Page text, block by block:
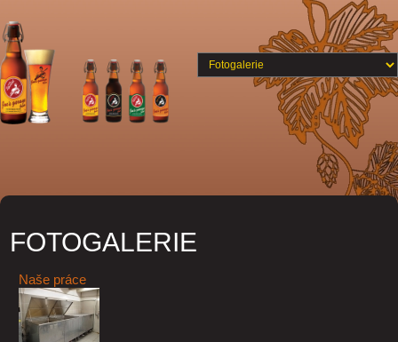
FOTOGALERIE
Naše práce